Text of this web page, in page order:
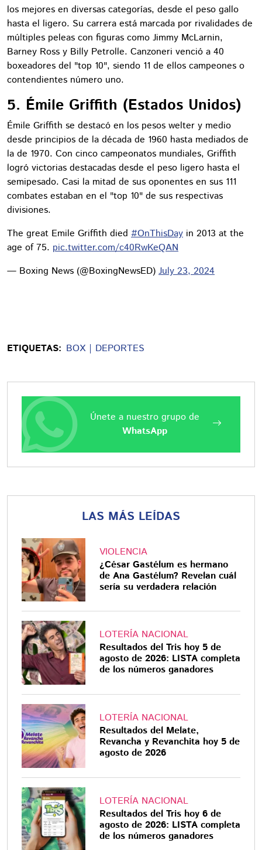
los mejores en diversas categorías, desde el peso gallo
hasta el ligero. Su carrera está marcada por rivalidades de
múltiples peleas con figuras como Jimmy McLarnin,
Barney Ross y Billy Petrolle. Canzoneri venció a 40
boxeadores del "top 10", siendo 11 de ellos campeones o
contendientes número uno.
5. Émile Griffith (Estados Unidos)
Émile Griffith se destacó en los pesos welter y medio
desde principios de la década de 1960 hasta mediados de
la de 1970. Con cinco campeonatos mundiales, Griffith
logró victorias destacadas desde el peso ligero hasta el
semipesado. Casi la mitad de sus oponentes en sus 111
combates estaban en el "top 10" de sus respectivas
divisiones.
The great Emile Griffith died #OnThisDay in 2013 at the
age of 75. pic.twitter.com/c40RwKeQAN
— Boxing News (@BoxingNewsED) July 23, 2024
ETIQUETAS: BOX DEPORTES
Únete a nuestro grupo de
WhatsApp
LAS MÁS LEÍDAS
VIOLENCIA
¿César Gastélum es hermano
de Ana Gastélum? Revelan cuál
sería su verdadera relación
LOTERÍA NACIONAL
Resultados del Tris hoy 5 de
agosto de 2026: LISTA completa
de los números ganadores
LOTERÍA NACIONAL
Resultados del Melate,
Revancha y Revanchita hoy 5 de
agosto de 2026
LOTERÍA NACIONAL
Resultados del Tris hoy 6 de
agosto de 2026: LISTA completa
de los números ganadores